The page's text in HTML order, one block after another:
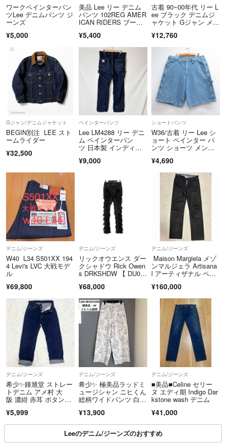
/----------------------------------------------/
ワークペインターパン
ツLee デニムパンツ ジ
ーンズ
¥5,000
美品 Lee リー デニム
パンツ 102REG AMER
ICAN RIDERS ブーツ
カンライダース ジップ
2 27114242
¥5,400
古着 90~00年代 リー L
ee ブラック デニムジ
ャケット Gジャン メン
eaa659525
¥12,760
Gジャン/デニムジャケット
BEGIN別注 LEE スト
ームライダー
¥32,500
ペインターパンツ
Lee LM4288 リー デニ
ム ペインターパン
ツ 日本製 インディ
¥9,000
ショートパンツ
W36/古着 リー Lee シ
ョート ペインター パ
ンツ ショーツ メン
ー デニム 26jun26
¥4,690
デニム/ジーンズ
W40 L34 S501XX 194
4 Levi's LVC 大戦モデ
ル
¥69,800
デニム/ジーンズ
リックオウエンス ダー
クシャドウ Rick Owen
s DRKSHDW 【 DU02
ロイトカット デニ
ム パンツ w27735
¥68,000
デニム/ジーンズ
Maison Margiela メゾ
ンマルジェラ Artisana
l アーティザナル ペン
パンツ ブラック
¥160,000
デニム/ジーンズ
希少✨鍾馗堂 ストレー
トデニム アメ村 大
阪 濃紺 赤耳 ボタンフ
¥5,999
デニム/ジーンズ
希少✨ 極美品ラッドミ
ュージシャン ニヒくん
総柄ワイドパンツ 白グ
¥13,900
デニム/ジーンズ
■美品■Celine セリー
ヌ エディ期 Indigo Dar
kstone wash デニム
¥41,000
Leeのデニム/ジーンズのおすすめ